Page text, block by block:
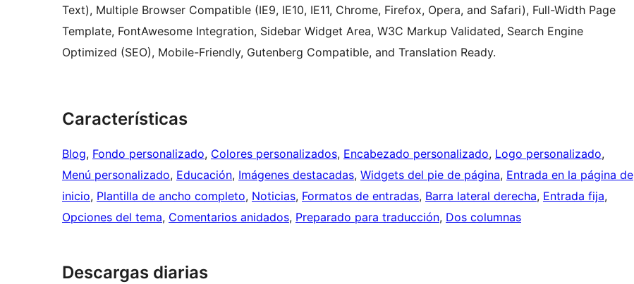
Text), Multiple Browser Compatible (IE9, IE10, IE11, Chrome, Firefox, Opera, and Safari), Full-Width Page
Template, FontAwesome Integration, Sidebar Widget Area, W3C Markup Validated, Search Engine
Optimized (SEO), Mobile-Friendly, Gutenberg Compatible, and Translation Ready.
Características
Blog, Fondo personalizado, Colores personalizados, Encabezado personalizado, Logo personalizado
Menú personalizado, Educación, Imágenes destacadas, Widgets del pie de página, Entrada en la página de
inicio, Plantilla de ancho completo, Noticias, Formatos de entradas, Barra lateral derecha, Entrada fija
Opciones del tema, Comentarios anidados, Preparado para traducción, Dos columnas
Descargas diarias